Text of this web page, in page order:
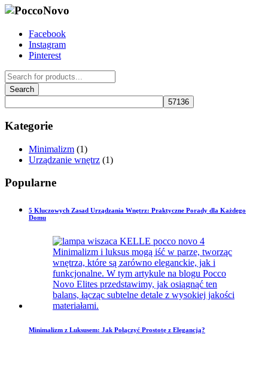
Facebook
Instagram
Pinterest
Kategorie
Minimalizm (1)
Urządzanie wnętrz (1)
Popularne
5 Kluczowych Zasad Urządzania Wnętrz: Praktyczne Porady dla Każdego
Domu
Minimalizm z Luksusem: Jak Połączyć Prostotę z Elegancją?